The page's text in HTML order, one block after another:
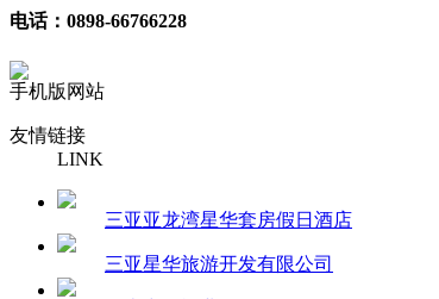
电话：0898-66766228
手机版网站
友情链接
LINK
三亚亚龙湾星华套房假日酒店
三亚星华旅游开发有限公司